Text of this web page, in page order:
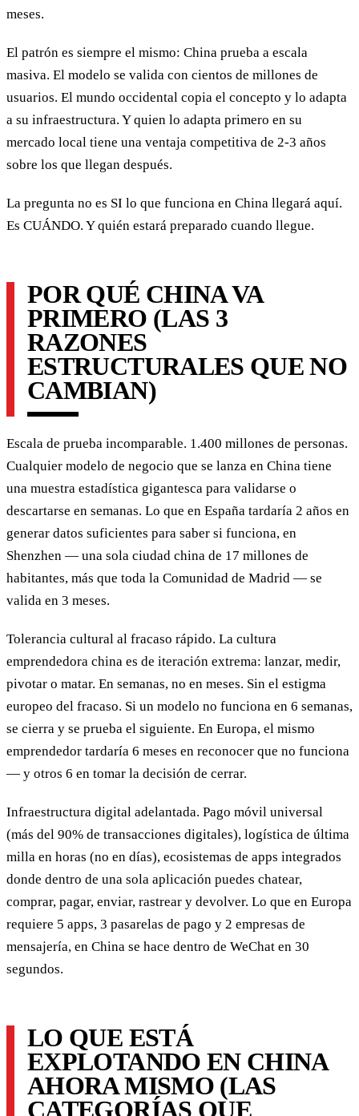
meses.
El patrón es siempre el mismo: China prueba a escala
masiva. El modelo se valida con cientos de millones de
usuarios. El mundo occidental copia el concepto y lo adapta
a su infraestructura. Y quien lo adapta primero en su
mercado local tiene una ventaja competitiva de 2-3 años
sobre los que llegan después.
La pregunta no es SI lo que funciona en China llegará aquí.
Es CUÁNDO. Y quién estará preparado cuando llegue.
POR QUÉ CHINA VA
PRIMERO (LAS 3
RAZONES
ESTRUCTURALES QUE NO
CAMBIAN)
Escala de prueba incomparable. 1.400 millones de personas.
Cualquier modelo de negocio que se lanza en China tiene
una muestra estadística gigantesca para validarse o
descartarse en semanas. Lo que en España tardaría 2 años en
generar datos suficientes para saber si funciona, en
Shenzhen — una sola ciudad china de 17 millones de
habitantes, más que toda la Comunidad de Madrid — se
valida en 3 meses.
Tolerancia cultural al fracaso rápido. La cultura
emprendedora china es de iteración extrema: lanzar, medir,
pivotar o matar. En semanas, no en meses. Sin el estigma
europeo del fracaso. Si un modelo no funciona en 6 semanas,
se cierra y se prueba el siguiente. En Europa, el mismo
emprendedor tardaría 6 meses en reconocer que no funciona
— y otros 6 en tomar la decisión de cerrar.
Infraestructura digital adelantada. Pago móvil universal
(más del 90% de transacciones digitales), logística de última
milla en horas (no en días), ecosistemas de apps integrados
donde dentro de una sola aplicación puedes chatear,
comprar, pagar, enviar, rastrear y devolver. Lo que en Europa
requiere 5 apps, 3 pasarelas de pago y 2 empresas de
mensajería, en China se hace dentro de WeChat en 30
segundos.
LO QUE ESTÁ
EXPLOTANDO EN CHINA
AHORA MISMO (LAS
CATEGORÍAS QUE